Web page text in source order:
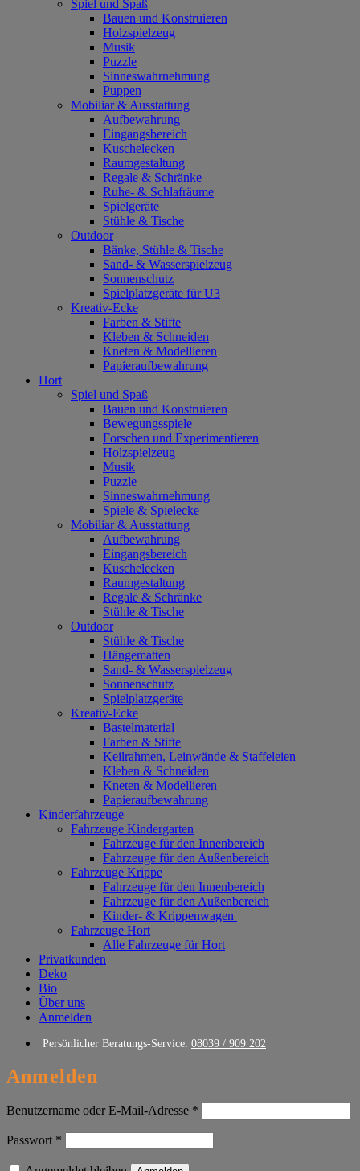
Spiel und Spaß
Bauen und Konstruieren
Holzspielzeug
Musik
Puzzle
Sinneswahrnehmung
Puppen
Mobiliar & Ausstattung
Aufbewahrung
Eingangsbereich
Kuschelecken
Raumgestaltung
Regale & Schränke
Ruhe- & Schlafräume
Spielgeräte
Stühle & Tische
Outdoor
Bänke, Stühle & Tische
Sand- & Wasserspielzeug
Sonnenschutz
Spielplatzgeräte für U3
Kreativ-Ecke
Farben & Stifte
Kleben & Schneiden
Kneten & Modellieren
Papieraufbewahrung
Hort
Spiel und Spaß
Bauen und Konstruieren
Bewegungsspiele
Forschen und Experimentieren
Holzspielzeug
Musik
Puzzle
Sinneswahrnehmung
Spiele & Spielecke
Mobiliar & Ausstattung
Aufbewahrung
Eingangsbereich
Kuschelecken
Raumgestaltung
Regale & Schränke
Stühle & Tische
Outdoor
Stühle & Tische
Hängematten
Sand- & Wasserspielzeug
Sonnenschutz
Spielplatzgeräte
Kreativ-Ecke
Bastelmaterial
Farben & Stifte
Keilrahmen, Leinwände & Staffeleien
Kleben & Schneiden
Kneten & Modellieren
Papieraufbewahrung
Kinderfahrzeuge
Fahrzeuge Kindergarten
Fahrzeuge für den Innenbereich
Fahrzeuge für den Außenbereich
Fahrzeuge Krippe
Fahrzeuge für den Innenbereich
Fahrzeuge für den Außenbereich
Kinder- & Krippenwagen
Fahrzeuge Hort
Alle Fahrzeuge für Hort
Privatkunden
Deko
Bio
Über uns
Anmelden
Persönlicher Beratungs-Service: 08039 / 909 202
Anmelden
Benutzername oder E-Mail-Adresse *
Passwort *